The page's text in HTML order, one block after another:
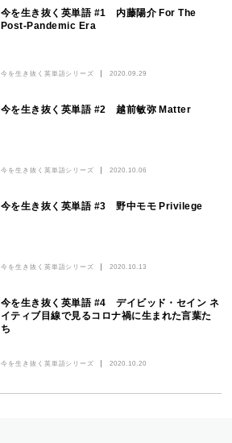
今を生き抜く英単語 #1 内藤陽介 For The
Post-Pandemic Era
今を生き抜く英単語シリーズ 2020.09.29
今を生き抜く英単語 #2 越前敏弥 Matter
今を生き抜く英単語シリーズ 2020.10.06
今を生き抜く英単語 #3 野中モモ Privilege
今を生き抜く英単語シリーズ 2020.10.13
今を生き抜く英単語 #4 デイビッド・セイン ネ
イティブ目線で見るコロナ禍に生まれた言葉た
ち
今を生き抜く英単語シリーズ 2020.10.20